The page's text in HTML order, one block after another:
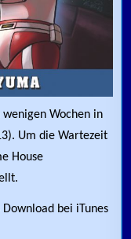
Wochen in
Um die Wartezeit
House
bei iTunes